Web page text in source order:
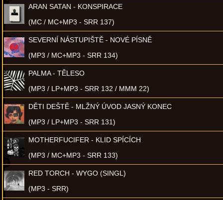
ARAN SATAN - KONSPIRACE
(MC / MC+MP3 - SRR 137)
SEVERNÍ NÁSTUPIŠTĚ - NOVÉ PÍSNĚ
(MP3 / MC+MP3 - SRR 134)
PALMA - TĚLESO
(MP3 / LP+MP3 - SRR 132 / MMM 22)
DĚTI DEŠTĚ - MLŽNÝ ÚVOD JASNÝ KONEC
(MP3 / LP+MP3 - SRR 131)
MOTHERFUCIFER - KLID SPÍCÍCH
(MP3 / MC+MP3 - SRR 133)
RED TORCH - WYGO (SINGL)
(MP3 - SRR)